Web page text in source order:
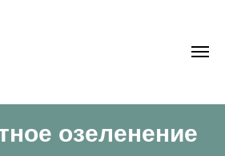
озеленение